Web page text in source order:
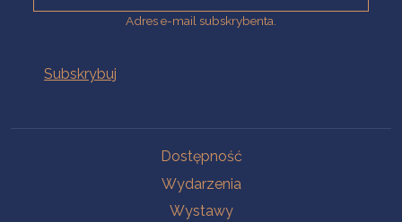
Adres e-mail subskrybenta.
Dostępność
Wydarzenia
Wystawy